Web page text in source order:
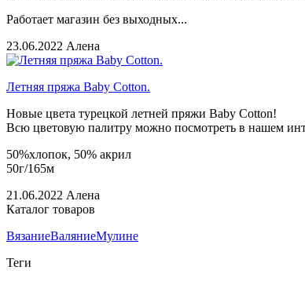
Работает магазин без выходных...
23.06.2022 Алена
Летняя пряжа Baby Cotton.
Новые цвета турецкой летней пряжи Baby Cotton!
Всю цветовую палитру можно посмотреть в нашем
50%хлопок, 50% акрил
50г/165м
21.06.2022 Алена
Каталог товаров
ВязаниеВаляниеМулине
Теги